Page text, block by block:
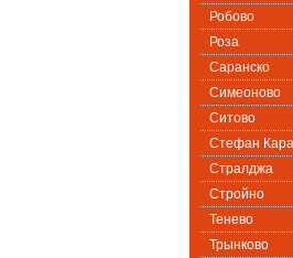
Робово
Роза
Саранско
Симеоново
Ситово
Стефан
Стралджа
Стройно
Тенево
Трынково